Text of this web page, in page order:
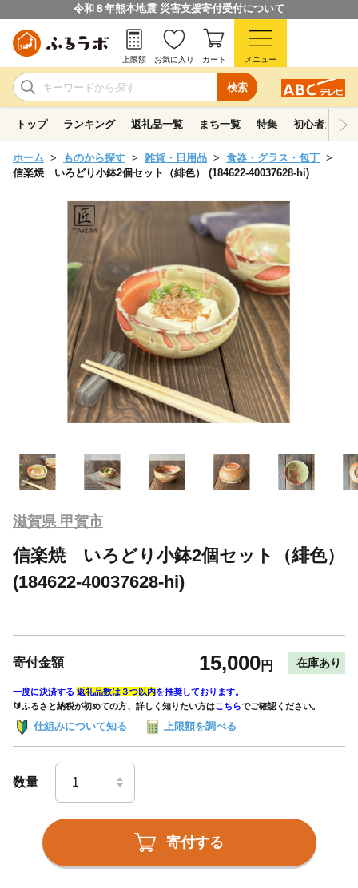
令和８年熊本地震 災害支援寄付受付について
検索
上限額 お気に入り カート メニュー
トップ ランキング 返礼品一覧 まち一覧 特集 初心者ガイド
ホーム ものから探す 雑貨・日用品
食器・グラス・包丁
信楽焼 いろどり小鉢2個セット（緋色） (184622-40037628-hi)
滋賀県 甲賀市
信楽焼 いろどり小鉢2個セット（緋色）
(184622-40037628-hi)
寄付金額 15,000円 在庫あり
一度に決済する 返礼品数は３つ以内を推奨しております。
🔰ふるさと納税が初めての方、詳しく知りたい方はこちらでご確認ください。
仕組みについて知る 上限額を調べる
数量
寄付する